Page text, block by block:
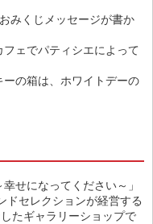
みくじメッセージが書か
ェでパティシエによって
の箱は、ホワイトデーの
せになってください～」
ドセレクションが経営する
たギャラリーショップで